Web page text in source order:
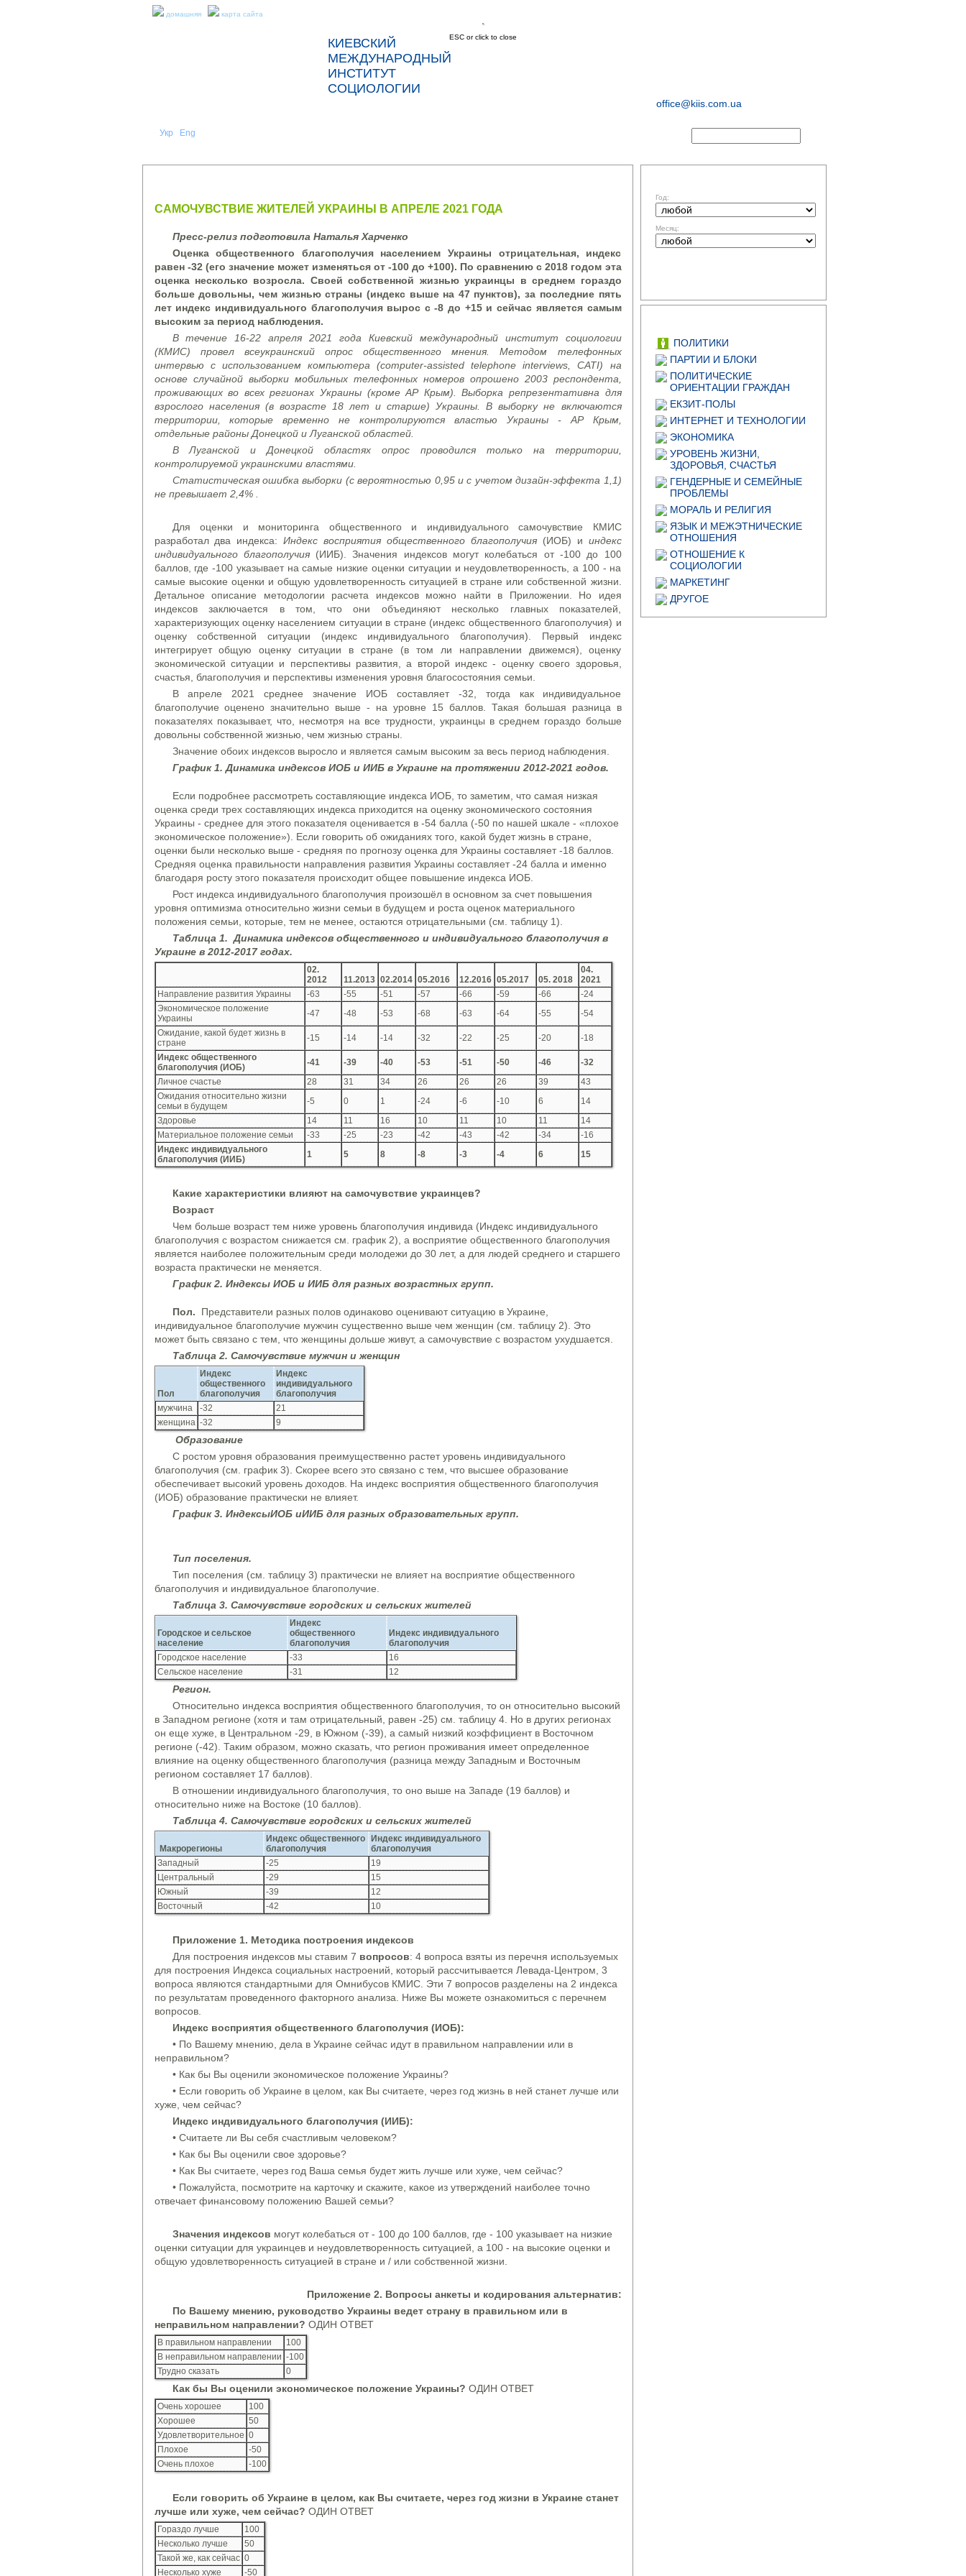
домашняя карта сайта
КИЕВСКИЙ
МЕЖДУНАРОДНЫЙ
ИНСТИТУТ
СОЦИОЛОГИИ
office@kiis.com.ua
Укр Eng
ESC or click to close
САМОЧУВСТВИЕ ЖИТЕЛЕЙ УКРАИНЫ В АПРЕЛЕ 2021 ГОДА
Пресс-релиз подготовила Наталья Харченко
Оценка общественного благополучия населением Украины отрицательная, индекс
равен -32 (его значение может изменяться от -100 до +100). По сравнению с 2018 годом эта
оценка несколько возросла. Своей собственной жизнью украинцы в среднем гораздо
больше довольны, чем жизнью страны (индекс выше на 47 пунктов), за последние пять
лет индекс индивидуального благополучия вырос с -8 до +15 и сейчас является самым
высоким за период наблюдения.
В течение 16-22 апреля 2021
года Киевский международный институт социологии
(КМИС) провел всеукраинский опрос общественного мнения. Методом телефонных
интервью с использованием компьютера (computer-assisted telephone interviews, CATI) на
основе случайной выборки мобильных телефонных номеров опрошено 2003 респондента,
проживающих во всех регионах Украины (кроме АР Крым). Выборка репрезентативна для
взрослого населения (в возрасте 18 лет и старше) Украины. В выборку не включаются
территории, которые временноне контролируются властью Украины - АР Крым,
отдельные районы Донецкой и Луганской областей.
В Луганской и Донецкой областях опрос проводился только на территории,
контролируемой украинскими властями.
Статистическая ошибка выборки (с вероятностью 0,95 и с учетом дизайн-эффекта 1,1)
не превышает 2,4% .
Для оценки и мониторинга общественного и индивидуального самочувствие КМИС
разработал два индекса:Индекс восприятия общественного благополучия (ИОБ) и индекс
индивидуального благополучия(ИИБ). Значения индексов могут колебаться от -100 до 100
баллов, где -100 указывает на самые низкие оценки ситуации и неудовлетворенность, а 100 - на
самые высокие оценки и общую удовлетворенность ситуацией в стране или собственной жизни.
Детальное описание методологии расчета индексов можно найти в Приложении. Но идея
индексов заключается в том, что они объединяют несколько главных показателей,
характеризующих оценку населением ситуации в стране (индекс общественного благополучия) и
оценку собственной ситуации (индекс индивидуального благополучия). Первый индекс
интегрирует общую оценку ситуации в стране (в том ли направлении движемся), оценку
экономической ситуации и перспективы развития, а второй индекс - оценку своего здоровья,
счастья, благополучия и перспективы изменения уровня благосостояния семьи.
В апреле 2021 среднее значение ИОБ составляет -32, тогда как индивидуальное
благополучие оценено значительно выше - на уровне 15 баллов. Такая большая разница в
показателях показывает, что, несмотря на все трудности, украинцы в среднем гораздо больше
довольны собственной жизнью, чем жизнью страны.
Значение обоих индексов выросло и является самым высоким за весь период наблюдения.
График 1. Динамика индексов ИОБ и ИИБ в Украине на протяжении 2012-2021 годов.
Если подробнее рассмотреть составляющие индекса ИОБ, то заметим, что самая низкая
оценка среди трех составляющих индекса приходится на оценку экономического состояния
Украины - среднее для этого показателя оценивается в -54 балла (-50 по нашей шкале - «плохое
экономическое положение»). Если говорить об ожиданиях того, какой будет жизнь в стране,
оценки были несколько выше - средняя по прогнозу оценка для Украины составляет -18 баллов.
Средняя оценка правильности направления развития Украины составляет -24 балла и именно
благодаря росту этого показателя происходит общее повышение индекса ИОБ.
Рост индекса индивидуального благополучия произошёл в основном за счет повышения
уровня оптимизма относительно жизни семьи в будущем и роста оценок материального
положения семьи, которые, тем не менее, остаются отрицательными (см. таблицу 1).
Таблица 1. Динамика индексов общественного и индивидуального благополучия в
Украине в 2012-2017 годах.
02.
2012
11.2013 02.2014 05.2016 12.2016 05.2017 05. 2018
04.
2021
Направление развития Украины
-63 -55 -51 -57 -66 -59 -66
-24
Экономическое положение
Украины
-47 -48 -53 -68 -63 -64 -55
-54
Ожидание, какой будет жизнь в
стране
-15 -14 -14 -32 -22 -25 -20
-18
Индекс общественного
благополучия (ИОБ) -41 -39 -40 -53 -51 -50 -46
-32
Личное счастье
28 31 34 26 26 26 39
43
Ожидания относительно жизни
семьи в будущем
-5 0 1 -24 -6 -10 6
14
Здоровье
14 11 16 10 11 10 11
14
Материальное положение семьи
-33 -25 -23 -42 -43 -42 -34
-16
Индекс индивидуального
благополучия (ИИ Б) 1 5 8 -8 -3 -4 6 15
Какие характеристики влияют на самочувствие украинцев?
Возраст
Чем больше возраст тем ниже уровень благополучия индивида (Индекс индивидуального
благополучия с возрастом снижается см. график 2), а восприятие общественного благополучия
является наиболее положительным среди молодежи до 30 лет, а для людей среднего и старшего
возраста практически не меняется.
График 2. Индексы ИОБ и ИИБ для разных возрастных групп.
Пол. Представители разных полов одинаково оценивают ситуацию в Украине,
индивидуальное благополучие мужчин существенно выше чем женщин (см. таблицу 2). Это
может быть связано с тем, что женщины дольше живут, а самочувствие с возрастом ухудшается.
Таблица 2. Самочувствие мужчин и женщин
Пол
Индекс
общественного
благополучия
Индекс
индивидуального
благополучия
мужчина
-32
21
женщина -32 9
Образование
С ростом уровня образования преимущественно растет уровень индивидуального
благополучия (см. график 3). Скорее всего это связано с тем, что высшее образование
обеспечивает высокий уровень доходов. На индекс восприятия общественного благополучия
(ИОБ) образование практически не влияет.
График 3. ИндексыИОБ иИИБ для разных образовательных групп.
Тип поселения.
Тип поселения (см. таблицу 3) практически не влияет на восприятие общественного
благополучия и индивидуальное благополучие.
Таблица 3. Самочувствие городских и сельских жителей
Городское и сельское
население
Индекс
общественного
благополучия
Индекс индивидуального
благополучия
Городское население
-33
16
Сельское население
-31 12
Регион.
Относительно индекса восприятия общественного благополучия, то он относительно высокий
в Западном регионе (хотя и там отрицательный, равен -25) см. таблицу 4. Но в других регионах
он еще хуже, в Центральном -29, в Южном (-39), а самый низкий коэффициент в Восточном
регионе (-42). Таким образом, можно сказать, что регион проживания имеет определенное
влияние на оценку общественного благополучия (разница между Западным и Восточным
регионом составляет 17 баллов).
В отношении индивидуального благополучия, то оно выше на Западе (19 баллов) и
относительно ниже на Востоке (10 баллов).
Таблица 4. Самочувствие городских и сельских жителей
Макрорегионы
Индекс общественного
благополучия
Индекс индивидуального
благополучия
Западный
-25
19
Центральный
-29
15
Южный
-39
12
Восточный
-42 10
Приложение 1. Методика построения индексов
Для построения индексов мы ставим 7 вопросов: 4 вопроса взяты из перечня используемых
для построения Индекса социальных настроений, который рассчитывается Левада-Центром, 3
вопроса являются стандартными для Омнибусов КМИС. Эти 7 вопросов разделены на 2 индекса
по результатам проведенного факторного анализа. Ниже Вы можете ознакомиться с перечнем
вопросов.
Индекс восприятия общественного благополучия (ИОБ):
• По Вашему мнению, дела в Украине сейчас идут в правильном направлении или в
неправильном?
• Как бы Вы оценили экономическое положение Украины?
• Если говорить об Украине в целом, как Вы считаете, через год жизнь в ней станет лучше или
хуже, чем сейчас?
Индекс индивидуального благополучия (ИИБ):
• Считаете ли Вы себя счастливым человеком?
• Как бы Вы оценили свое здоровье?
• Как Вы считаете, через год Ваша семья будет жить лучше или хуже, чем сейчас?
• Пожалуйста, посмотрите на карточку и скажите, какое из утверждений наиболее точно
отвечает финансовому положению Вашей семьи?
Значенияиндексов могут колебаться от - 100 до 100 баллов, где - 100 указывает на низкие
оценки ситуации для украинцев и неудовлетворенность ситуацией, а 100 - на высокие оценки и
общую удовлетворенность ситуацией в стране и / или собственной жизни.
Приложение 2. Вопросы анкеты и кодирования альтернатив:
По Вашему мнению, руководство Украины ведет страну в правильном или в
неправильном направлении? ОДИН ОТВЕТ
В правильном направлении
100
В неправильном направлении -100
Трудно сказать
0
Как бы Вы оценили экономическое положение Украины? ОДИН ОТВЕТ
Очень хорошее
100
Хорошее
50
Удовлетворительное 0
Плохое
-50
Очень плохое
-100
Если говорить об Украине в целом, как Вы считаете, через год жизни в Украине станет
лучше или хуже, чем сейчас? ОДИН ОТВЕТ
Гораздо лучше
100
Несколько лучше
50
Такой же, как сейчас 0
Несколько хуже
-50
Год:
Месяц:
ПОЛИТИКИ
ПАРТИИ И БЛОКИ
ПОЛИТИЧЕСКИЕ
ОРИЕНТАЦИИ ГРАЖДАН
ЕКЗИТ-ПОЛЫ
ИНТЕРНЕТ И ТЕХНОЛОГИИ
ЭКОНОМИКА
УРОВЕНЬ ЖИЗНИ,
ЗДОРОВЬЯ, СЧАСТЬЯ
ГЕНДЕРНЫЕ И СЕМЕЙНЫЕ
ПРОБЛЕМЫ
МОРАЛЬ И РЕЛИГИЯ
ЯЗЫК И МЕЖЭТНИЧЕСКИЕ
ОТНОШЕНИЯ
ОТНОШЕНИЕ К
СОЦИОЛОГИИ
МАРКЕТИНГ
ДРУГОЕ